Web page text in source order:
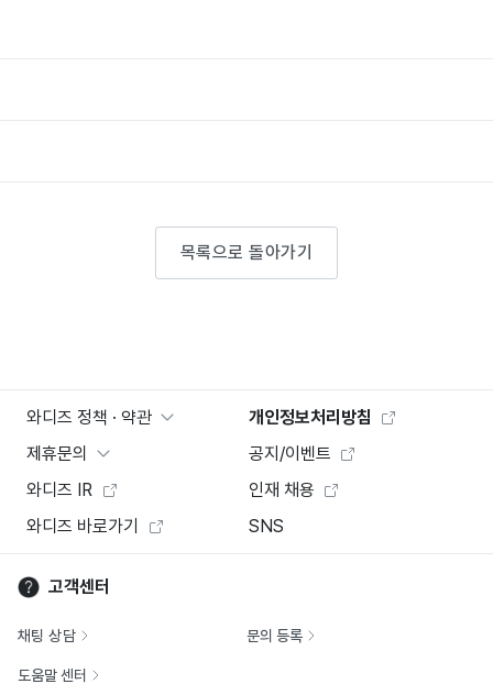
목록으로 돌아가기
와디즈 정책 · 약관
개인정보처리방침
제휴문의
공지/이벤트
와디즈 IR
인재 채용
와디즈 바로가기
SNS
고객센터
채팅 상담 문의 등록
도움말 센터